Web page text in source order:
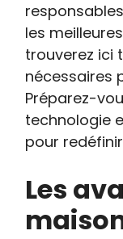
les
trouverez ici
nécessaires
Préparez-
technologie
pour
Les